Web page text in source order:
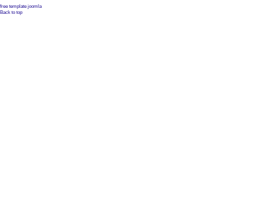
free template joomla
Back to top